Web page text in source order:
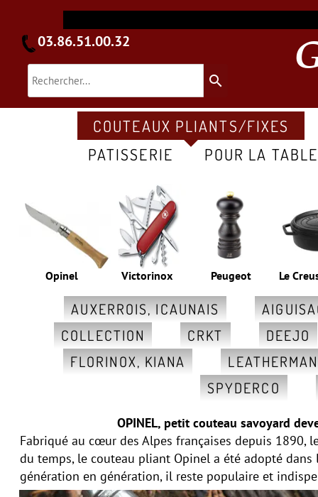
search
AUXERROIS, ICAUNAIS
COLLECTION
CRKT
DEEJO
FLORINOX, KIANA
LEATHERMAN
SPYDERCO
Peugeot Le
Victorinox
Opinel
COUTEAUX PLIANTS/FIXES
PATISSERIE
POUR LA TABLE
03.86.51.00.32
OPINEL, petit couteau savoyard
Fabriqué au cœur des Alpes françaises depuis 1890,
du temps, le couteau pliant Opinel a été adopté
génération en génération, il reste populaire et